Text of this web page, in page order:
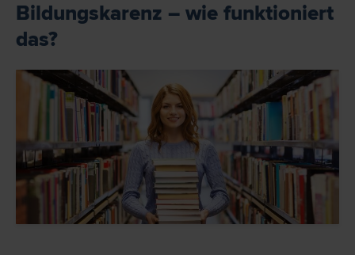
Bildungskarenz – wie funktioniert
das?